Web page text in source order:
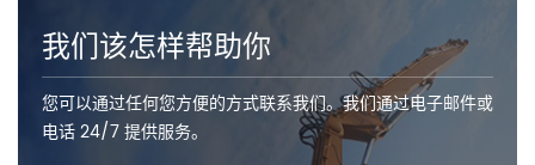
我们该怎样帮助你
您可以通过任何您方便的方式联系我们。我们通过电子邮件或
电话 24/7 提供服务。